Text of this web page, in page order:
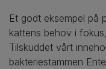
Et godt eksempel på
kattens behov i
Tilskuddet vårt
bakteriestammen